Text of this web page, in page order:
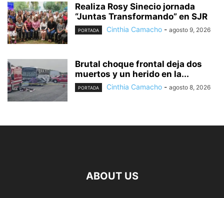
Realiza Rosy Sinecio jornada
“Juntas Transformando” en SJR
PORTADA Cinthia Camacho - agosto 9, 2026
Brutal choque frontal deja dos
muertos y un herido en la...
PORTADA Cinthia Camacho - agosto 8, 2026
ABOUT US